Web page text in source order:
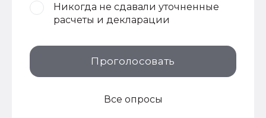
Никогда не сдавали уточненные
расчеты и декларации
Проголосовать
Все опросы